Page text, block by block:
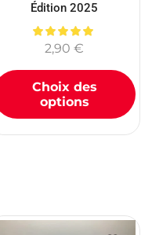
Édition 2025
2,90 €
Choix des
options